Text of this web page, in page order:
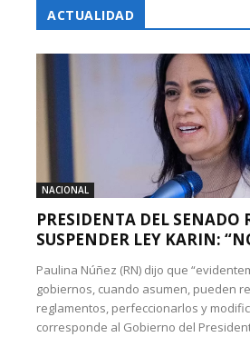
ACTUALIDAD
NACIONAL
PRESIDENTA DEL SENADO
SUSPENDER LEY KARIN:
Paulina Núñez (RN) dijo que
gobiernos, cuando asumen, pueden
reglamentos, perfeccionarlos y
corresponde al Gobierno del